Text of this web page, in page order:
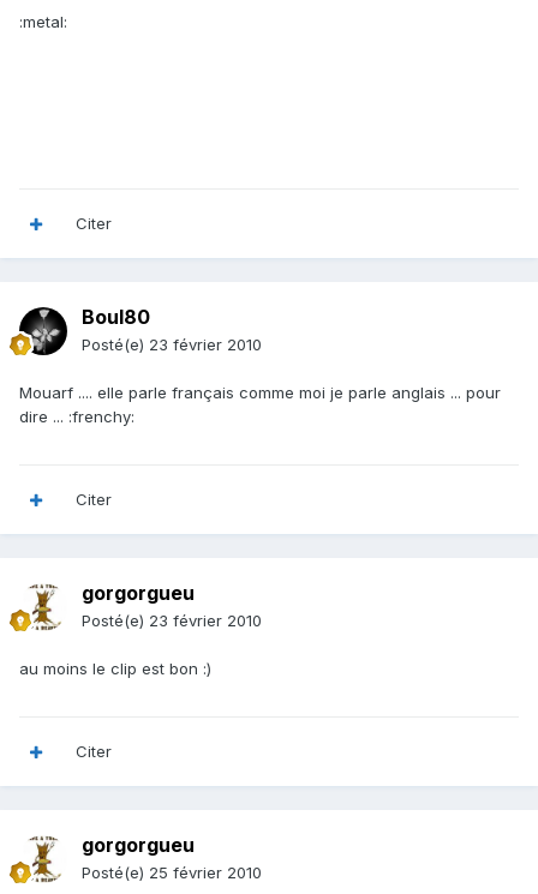
:metal:
Citer
Boul80
Posté(e) 23 février 2010
Mouarf .... elle parle français comme moi je parle anglais ... pour
dire ... :frenchy:
Citer
gorgorgueu
Posté(e) 23 février 2010
au moins le clip est bon :)
Citer
gorgorgueu
Posté(e) 25 février 2010